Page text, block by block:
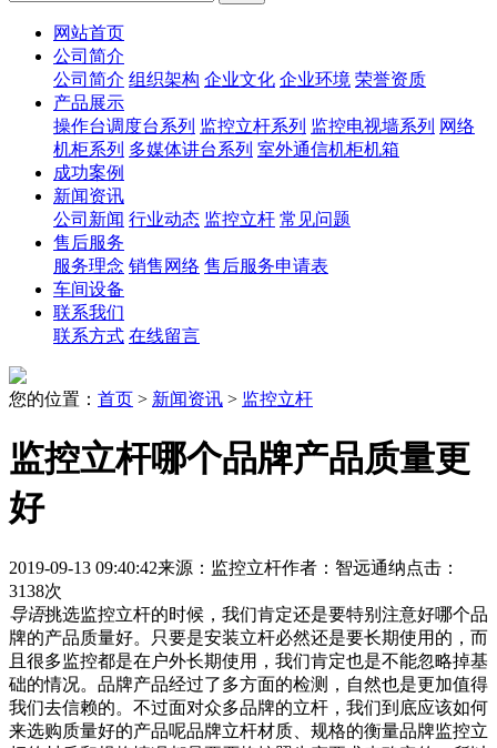
网站首页
公司简介
公司简介 组织架构 企业文化 企业环境 荣誉资质
产品展示
操作台调度台系列 监控立杆系列 监控电视墙系列 网络
机柜系列 多媒体讲台系列 室外通信机柜机箱
成功案例
新闻资讯
公司新闻 行业动态 监控立杆 常见问题
售后服务
服务理念 销售网络 售后服务申请表
车间设备
联系我们
联系方式 在线留言
您的位置： 首页 > 新闻资讯 > 监控立杆
监控立杆哪个品牌产品质量更
好
2019-09-13 09:40:42来源：监控立杆作者：智远通纳点击：
3138次
导语挑选监控立杆的时候，我们肯定还是要特别注意好哪个品
牌的产品质量好。只要是安装立杆必然还是要长期使用的，而
且很多监控都是在户外长期使用，我们肯定也是不能忽略掉基
础的情况。品牌产品经过了多方面的检测，自然也是更加值得
我们去信赖的。不过面对众多品牌的立杆，我们到底应该如何
来选购质量好的产品呢品牌立杆材质、规格的衡量品牌监控立